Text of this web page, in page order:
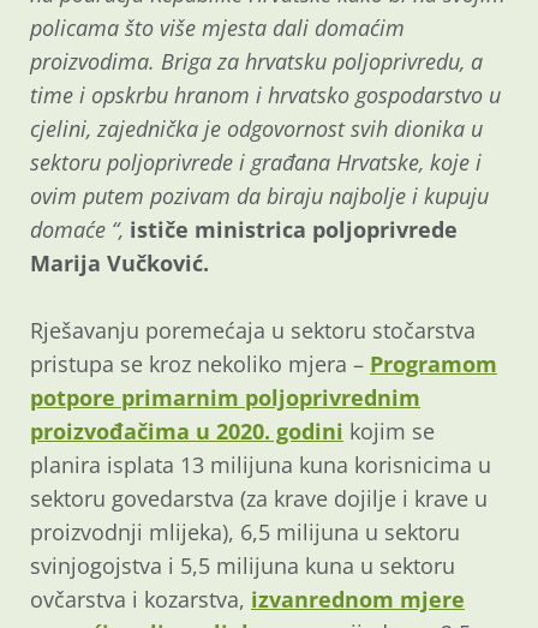
policama što više mjesta dali domaćim
proizvodima. Briga za hrvatsku poljoprivredu, a
time i opskrbu hranom i hrvatsko gospodarstvo u
cjelini, zajednička je odgovornost svih dionika u
sektoru poljoprivrede i građana Hrvatske, koje i
ovim putem pozivam da biraju najbolje i kupuju
domaće “, ističe ministrica poljoprivrede
Marija Vučković.
Rješavanju poremećaja u sektoru stočarstva
pristupa se kroz nekoliko mjera – Programom
potpore primarnim poljoprivrednim
proizvođačima u 2020. godini kojim se
planira isplata 13 milijuna kuna korisnicima u
sektoru govedarstva (za krave dojilje i krave u
proizvodnji mlijeka), 6,5 milijuna u sektoru
svinjogojstva i 5,5 milijuna kuna u sektoru
ovčarstva i kozarstva, izvanrednom mjere